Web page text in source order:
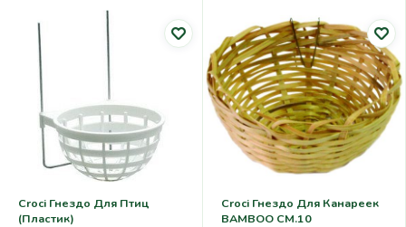
Croci Гнездо Для Птиц
(пластик)
Croci Гнездо Для Канареек
BAMBOO CM.10